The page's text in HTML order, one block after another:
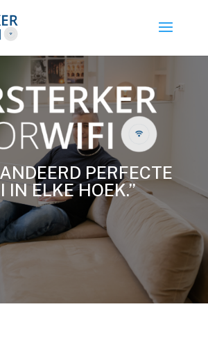
PERFECTE
IN ELKE HOEK.”